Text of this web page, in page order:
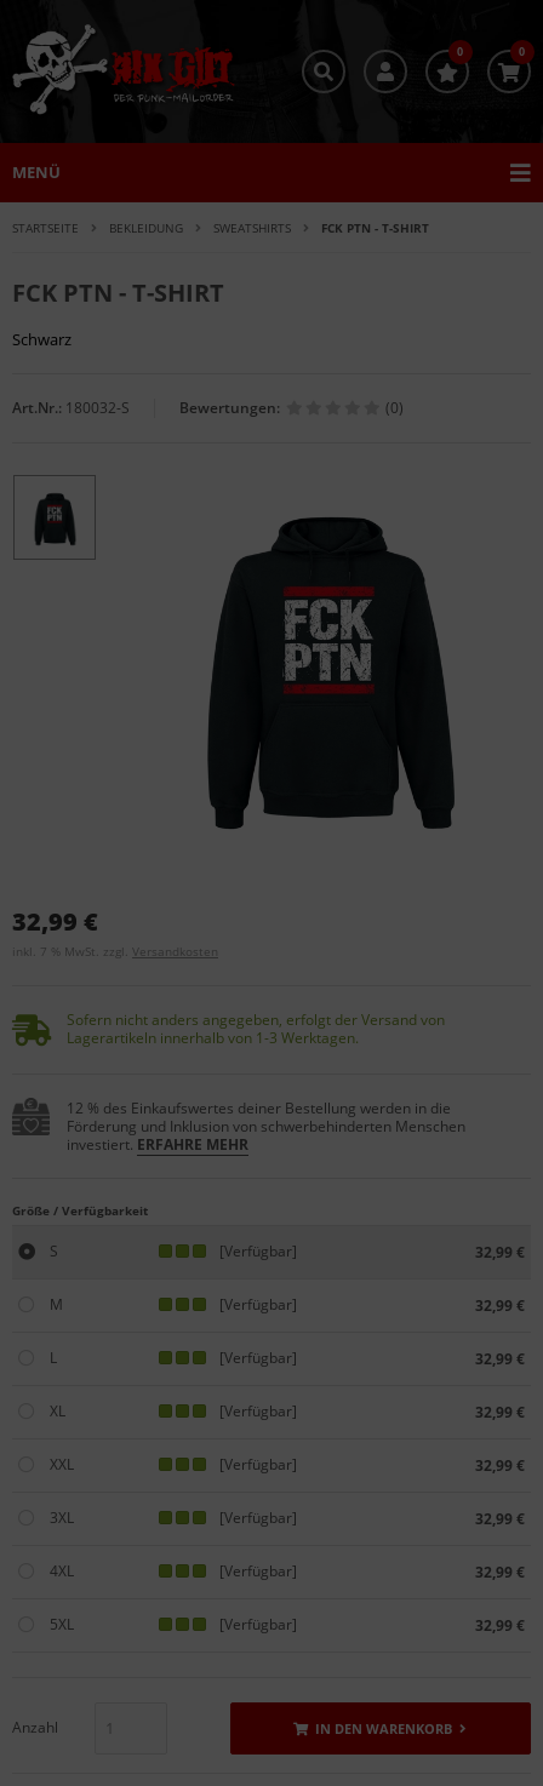
0 0
MENÜ
STARTSEITE BEKLEIDUNG SWEATSHIRTS FCK PTN - T-SHIRT
FCK PTN - T-SHIRT
Schwarz
Art.Nr.: 180032-S Bewertungen: (0)
32,99 €
inkl. 7 % MwSt. zzgl. Versandkosten
Sofern nicht anders angegeben, erfolgt der Versand von
Lagerartikeln innerhalb von 1-3 Werktagen.
12 % des Einkaufswertes deiner Bestellung werden in die
Förderung und Inklusion von schwerbehinderten Menschen
investiert. ERFAHRE MEHR
Größe / Verfügbarkeit
S [Verfügbar] 32,99 €
M [Verfügbar] 32,99 €
L [Verfügbar] 32,99 €
XL [Verfügbar] 32,99 €
XXL [Verfügbar] 32,99 €
3XL [Verfügbar] 32,99 €
4XL [Verfügbar] 32,99 €
5XL [Verfügbar] 32,99 €
Anzahl IN DEN WARENKORB